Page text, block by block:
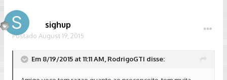
sighup
Postado August 19, 2015
Em 8/19/2015 at 11:11 AM, RodrigoGTI disse: